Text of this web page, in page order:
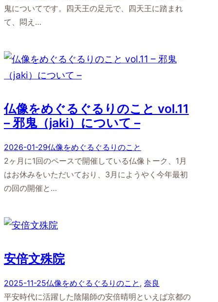
鬼についてです。四天王の足元で、四天王に踏まれ
て、悶え…
仏像をめぐるぐるりのこと vol.11
– 邪鬼（jaki）について –
2026-01-29仏像をめぐるぐるりのこと
2ヶ月に1回のペースで開催している仏像トーク、1月
はお休みをいただいており、3月にようやく今年最初
の回の開催と…
安倍文殊院
2025-11-25仏像をめぐるぐるりのこと , 奈良
平安時代に活躍した陰陽師の安倍晴明といえば京都の